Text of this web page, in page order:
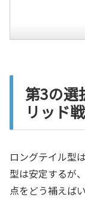
第3の選
リッド
ロングテイル型
型は安定するが
点をどう補えば